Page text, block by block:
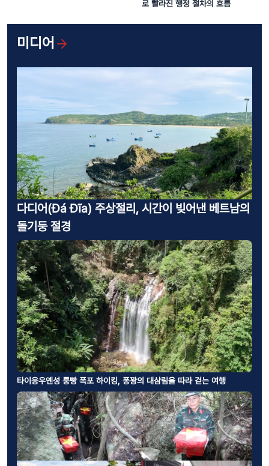
로 빨라진 행정 절차의 흐름
미디어
타이응우옌성 룽빵 폭포 하이킹, 퐁꽝의 대삼림을 따라 걷는 여행
다디어(Đá Đĩa) 주상절리, 시간이 빚어낸 베트남의
돌기둥 절경